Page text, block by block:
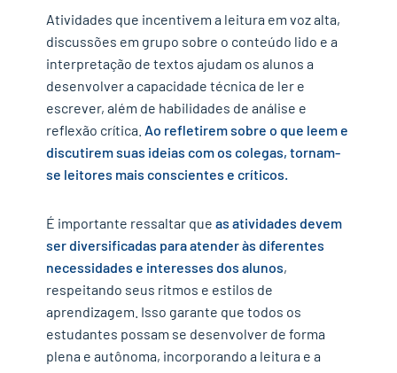
Atividades que incentivem a leitura em voz alta,
discussões em grupo sobre o conteúdo lido e a
interpretação de textos ajudam os alunos a
desenvolver a capacidade técnica de ler e
escrever, além de habilidades de análise e
reflexão crítica. Ao refletirem sobre o que leem e
discutirem suas ideias com os colegas, tornam-
se leitores mais conscientes e críticos.
É importante ressaltar que as atividades devem
ser diversificadas para atender às diferentes
necessidades e interesses dos alunos,
respeitando seus ritmos e estilos de
aprendizagem. Isso garante que todos os
estudantes possam se desenvolver de forma
plena e autônoma, incorporando a leitura e a